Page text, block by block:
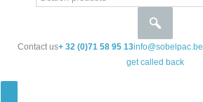
Contact us+ 32 (0)71 58 95 13info@sobelpac.be
get called back